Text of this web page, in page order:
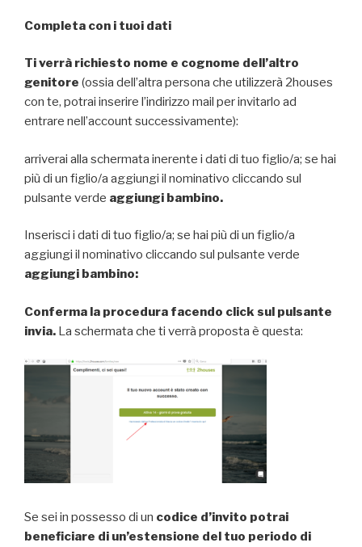
Completa con i tuoi dati
Ti verrà richiesto nome e cognome dell’altro
genitore (ossia dell’altra persona che utilizzerà 2houses
con te, potrai inserire l’indirizzo mail per invitarlo ad
entrare nell’account successivamente):
arriverai alla schermata inerente i dati di tuo figlio/a; se hai
più di un figlio/a aggiungi il nominativo cliccando sul
pulsante verde aggiungi bambino.
Inserisci i dati di tuo figlio/a; se hai più di un figlio/a
aggiungi il nominativo cliccando sul pulsante verde
aggiungi bambino:
Conferma la procedura facendo click sul pulsante
invia. La schermata che ti verrà proposta è questa:
Se sei in possesso di un codice d’invito potrai
beneficiare di un’estensione del tuo periodo di